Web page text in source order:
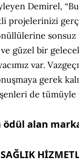
Demirel,
projelerinizi
sonsuz
güzel bir gelecek
var.
gerek
de tümüyle
ödül alan